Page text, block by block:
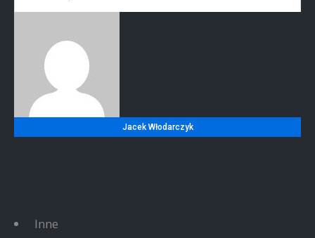
Jacek Włodarczyk
Inne